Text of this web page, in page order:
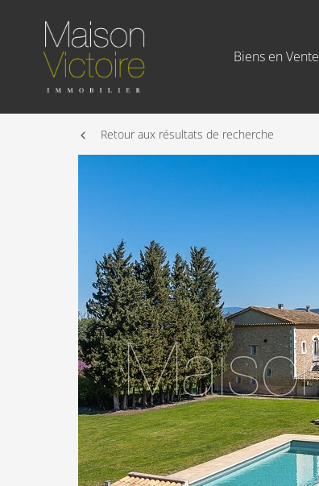
Biens en Vente
Retour aux résultats de recherche